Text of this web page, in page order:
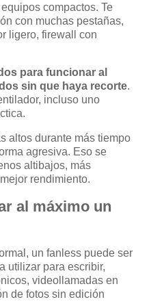
compactos. Te
con muchas pestañas,
ligero, firewall con
para funcionar al
sin que haya recorte.
incluso uno
altos durante más tiempo
agresiva. Eso se
altibajos, más
rendimiento.
al máximo un
un fanless puede ser
utilizar para escribir,
videollamadas en
de fotos sin edición